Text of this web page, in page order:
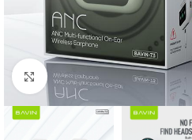
Click to enlarge